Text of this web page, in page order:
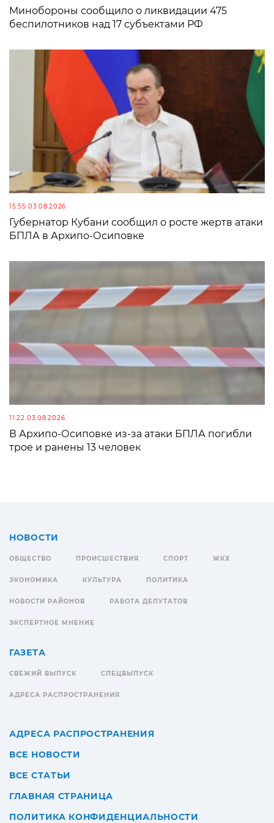
Минобороны сообщило о ликвидации 475
беспилотников над 17 субъектами РФ
15:55 03.08.2026
Губернатор Кубани сообщил о росте жертв атаки
БПЛА в Архипо-Осиповке
11:22 03.08.2026
В Архипо-Осиповке из-за атаки БПЛА погибли
трое и ранены 13 человек
НОВОСТИ
ОБЩЕСТВО ПРОИСШЕСТВИЯ СПОРТ ЖКХ
ЭКОНОМИКА КУЛЬТУРА ПОЛИТИКА
НОВОСТИ РАЙОНОВ РАБОТА ДЕПУТАТОВ
ЭКСПЕРТНОЕ МНЕНИЕ
ГАЗЕТА
СВЕЖИЙ ВЫПУСК СПЕЦВЫПУСК
АДРЕСА РАСПРОСТРАНЕНИЯ
АДРЕСА РАСПРОСТРАНЕНИЯ
ВСЕ НОВОСТИ
ВСЕ СТАТЬИ
ГЛАВНАЯ СТРАНИЦА
ПОЛИТИКА КОНФИДЕНЦИАЛЬНОСТИ